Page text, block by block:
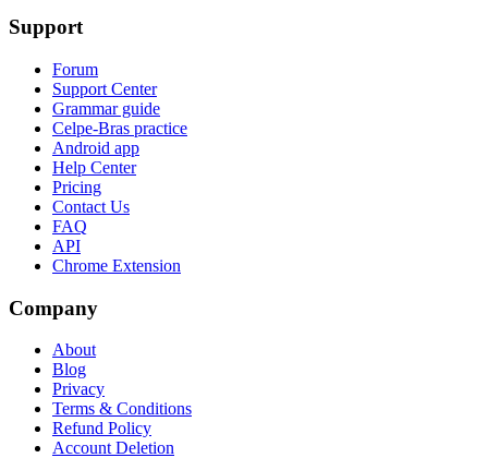
Support
Forum
Support Center
Grammar guide
Celpe-Bras practice
Android app
Help Center
Pricing
Contact Us
FAQ
API
Chrome Extension
Company
About
Blog
Privacy
Terms & Conditions
Refund Policy
Account Deletion